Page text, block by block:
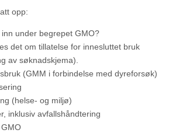
opp:
under begrepet GMO?
det om tillatelse for innesluttet bruk
av søknadskjema).
(GMM i forbindelse med dyreforsøk)
(helse- og miljø)
inklusiv avfallshåndtering